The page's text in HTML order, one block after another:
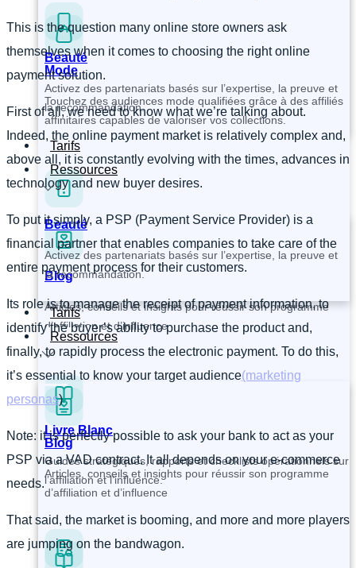
Beauté
Activez des partenariats basés sur l’expertise, la preuve et
la recommandation.
Tarifs
Ressources
Blog
Articles, conseils et insights pour réussir son programme
d’affiliation et d’influence
Livre Blanc
Guides stratégiques, rapports et checklists opérationnels sur
l’affiliation et l’influence.
Mode
Touchez des audiences mode qualifiées grâce à des affiliés
affinitaires capables de valoriser vos collections.
Beauté
Activez des partenariats basés sur l’expertise, la preuve et
la recommandation.
Tarifs
Ressources
Blog
Articles, conseils et insights pour réussir son programme
d’affiliation et d’influence
This is the question many online store owners ask
themselves when it comes to choosing the right online
payment solution.
First of all, we need to know what we’re talking about.
Indeed, the online payment market is relatively complex and,
above all, it is constantly evolving with the times, advances in
technology and new buyer desires.
To put it simply, a PSP (Payment Service Provider) is a
financial partner that enables companies to take care of the
entire payment process for their customers.
Its role is to manage the receipt of payment information, to
identify the buyer’s ability to purchase the product and,
finally, to rapidly process the electronic payment. To do this,
it’s essential to know your target audience(marketing
personas)
Note: it is perfectly possible to ask your bank to act as your
PSP via a VAD contract. It all depends on your e-commerce
needs.
That said, the market is booming, and more and more players
are jumping on the bandwagon.